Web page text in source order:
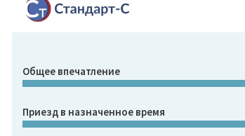
Общее впечатление
Приезд в назначенное время